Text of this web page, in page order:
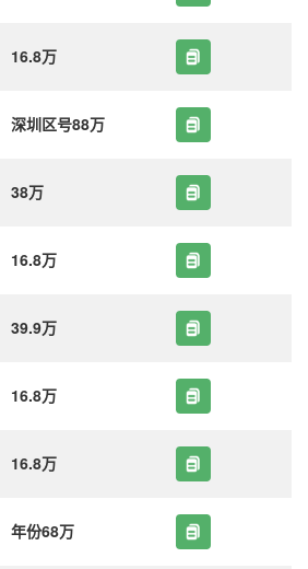
16.8万
深圳区号88万
38万
16.8万
39.9万
16.8万
16.8万
年份68万